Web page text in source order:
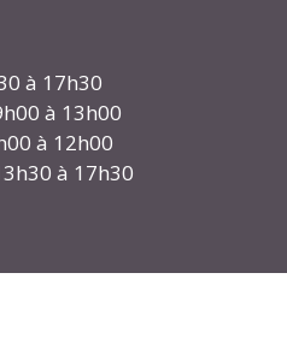
à 17h30
à 13h00
à 12h00
à 17h30